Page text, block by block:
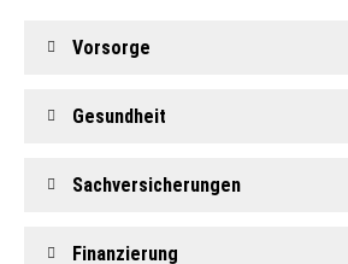
Vorsorge
Gesundheit
Sachversicherungen
Finanzierung